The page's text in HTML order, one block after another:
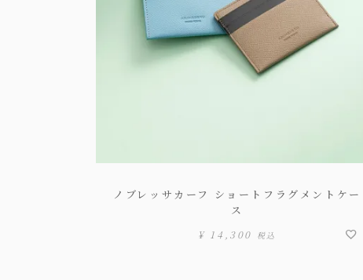
ノブレッサカーフ ショートフラグメントケー
ス
¥ 14,300 税込